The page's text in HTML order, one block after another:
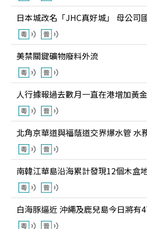
日本城改名「JHC真好城」 母公司
美禁關鍵礦物廢料外流
人行據報過去數月一直在港增加黃
北角京華道與福蔭道交界爆水管 水
南韓江華島沿海累計發現12個木盒
白海豚逼近 沖繩及鹿兒島今日將有